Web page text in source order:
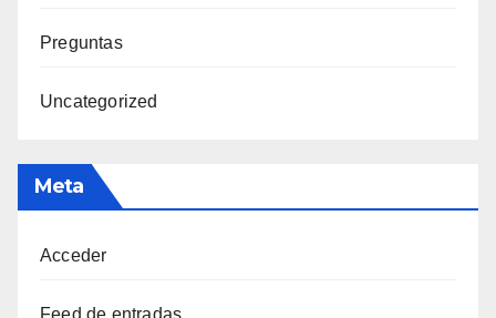
Preguntas
Uncategorized
Meta
Acceder
Feed de entradas